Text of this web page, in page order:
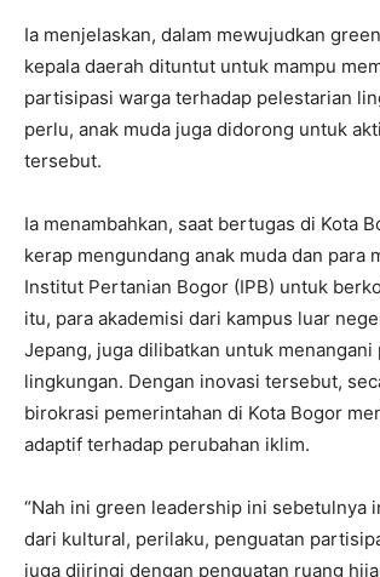
Ia menjelaskan, dalam mewujudkan
kepala daerah dituntut untuk mampu
partisipasi warga terhadap pelestarian
perlu, anak muda juga didorong untuk
tersebut.
Ia menambahkan, saat bertugas di Kota
kerap mengundang anak muda dan para
Institut Pertanian Bogor (IPB) untuk
itu, para akademisi dari kampus luar
Jepang, juga dilibatkan untuk menangani
lingkungan. Dengan inovasi tersebut,
birokrasi pemerintahan di Kota Bogor
adaptif terhadap perubahan iklim.
“Nah ini green leadership ini sebetulnya
dari kultural, perilaku, penguatan
juga diiringi dengan penguatan ruang